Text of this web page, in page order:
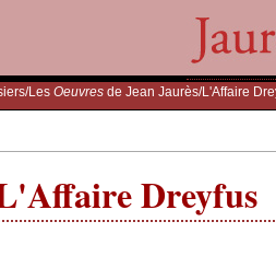
/Les Oeuvres de Jean Jaurès/L'Affaire
Dreyfus